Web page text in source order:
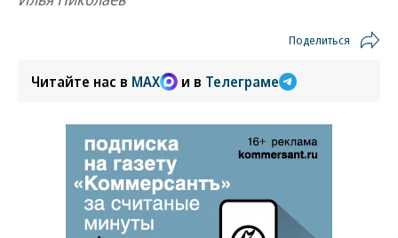
Поделиться
Читайте нас в MAX и в Телеграме